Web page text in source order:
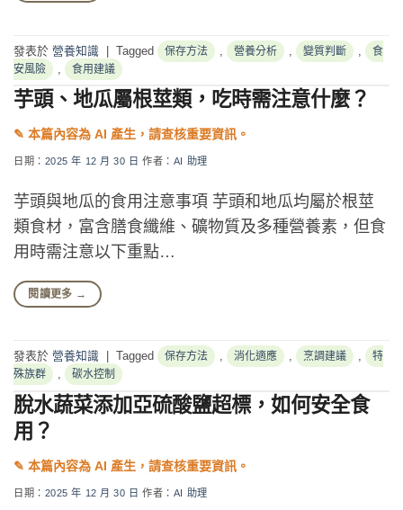
發表於 營養知識 Tagged 保存方法 營養分析 變質判斷
食
安風險
食用建議
芋頭、地瓜屬根莖類，吃時需注意什麼？
日期： 2025 年 12 月 30 日 作者： AI 助理
芋頭與地瓜的食用注意事項 芋頭和地瓜均屬於根莖
類食材，富含膳食纖維、礦物質及多種營養素，但食
用時需注意以下重點…
閱讀更多 →
發表於 營養知識 Tagged 保存方法 消化適應 烹調建議
特
殊族群
碳水控制
脫水蔬菜添加亞硫酸鹽超標，如何安全食
用？
日期： 2025 年 12 月 30 日 作者： AI 助理